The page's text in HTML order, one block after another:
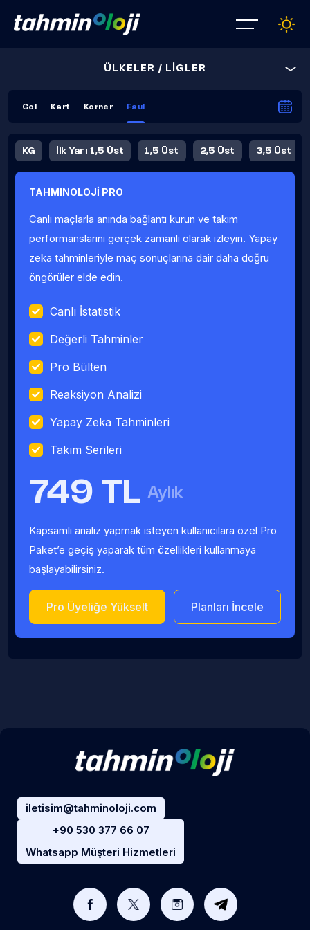
ÜLKELER / LİGLER
Gol Kart Korner Faul
KG İlk Yarı 1,5 Üst 1,5 Üst 2,5 Üst 3,5 Üst
Fauller Ortalama
TAHMINOLOJİ PRO
Canlı maçlarla anında bağlantı kurun ve takım
performanslarını gerçek zamanlı olarak izleyin. Yapay
zeka tahminleriyle maç sonuçlarına dair daha doğru
öngörüler elde edin.
Canlı İstatistik
Değerli Tahminler
Pro Bülten
Reaksiyon Analizi
Yapay Zeka Tahminleri
Takım Serileri
749 TL Aylık
Kapsamlı analiz yapmak isteyen kullanıcılara özel Pro
Paket’e geçiş yaparak tüm özellikleri kullanmaya
başlayabilirsiniz.
Pro Üyeliğe Yükselt Planları İncele
iletisim@tahminoloji.com
+90 530 377 66 07
Whatsapp Müşteri Hizmetleri